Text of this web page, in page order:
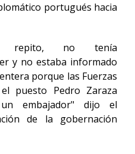
portugués hacia
repito, no tenía
y no estaba informado
porque las Fuerzas
puesto Pedro Zaraza
embajador" dijo el
de la gobernación